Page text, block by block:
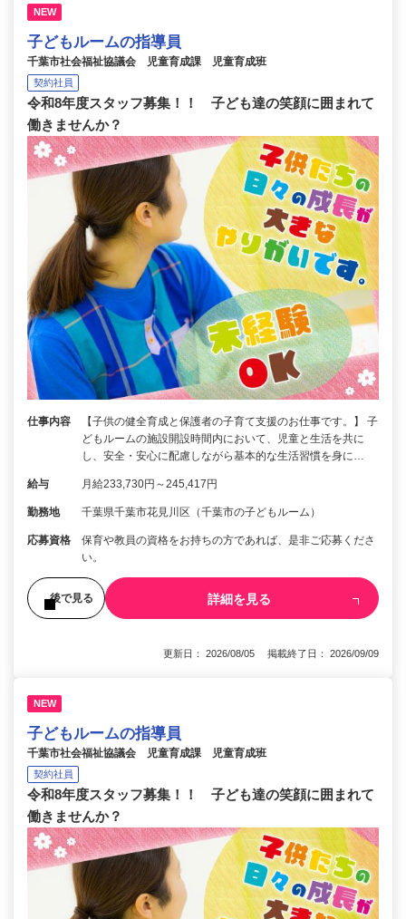
NEW
子どもルームの指導員
千葉市社会福祉協議会 児童育成課 児童育成班
契約社員
令和8年度スタッフ募集！！ 子ども達の笑顔に囲まれて
働きませんか？
仕事内容
【子供の健全育成と保護者の子育て支援のお仕事です。】 子
どもルームの施設開設時間内において、児童と生活を共に
し、安全・安心に配慮しながら基本的な生活習慣を身に…
給与 月給233,730円～245,417円
勤務地 千葉県千葉市花見川区（千葉市の子どもルーム）
応募資格
保育や教員の資格をお持ちの方であれば、是非ご応募くださ
い。
後で見る 詳細を見る
更新日： 2026/08/05 掲載終了日： 2026/09/09
NEW
子どもルームの指導員
千葉市社会福祉協議会 児童育成課 児童育成班
契約社員
令和8年度スタッフ募集！！ 子ども達の笑顔に囲まれて
働きませんか？